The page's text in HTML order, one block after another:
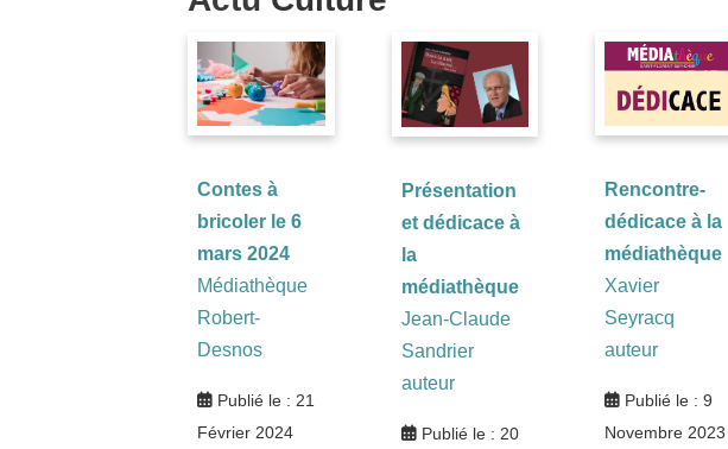
Contes à
bricoler le 6
mars 2024
Médiathèque
Robert-
Desnos
Publié le : 21
Février 2024
Présentation
et dédicace à
la
médiathèque
Jean-Claude
Sandrier
auteur
Publié le : 20
Rencontre-
dédicace à la
médiathèque
Xavier
Seyracq
auteur
Publié le : 9
Novembre 2023